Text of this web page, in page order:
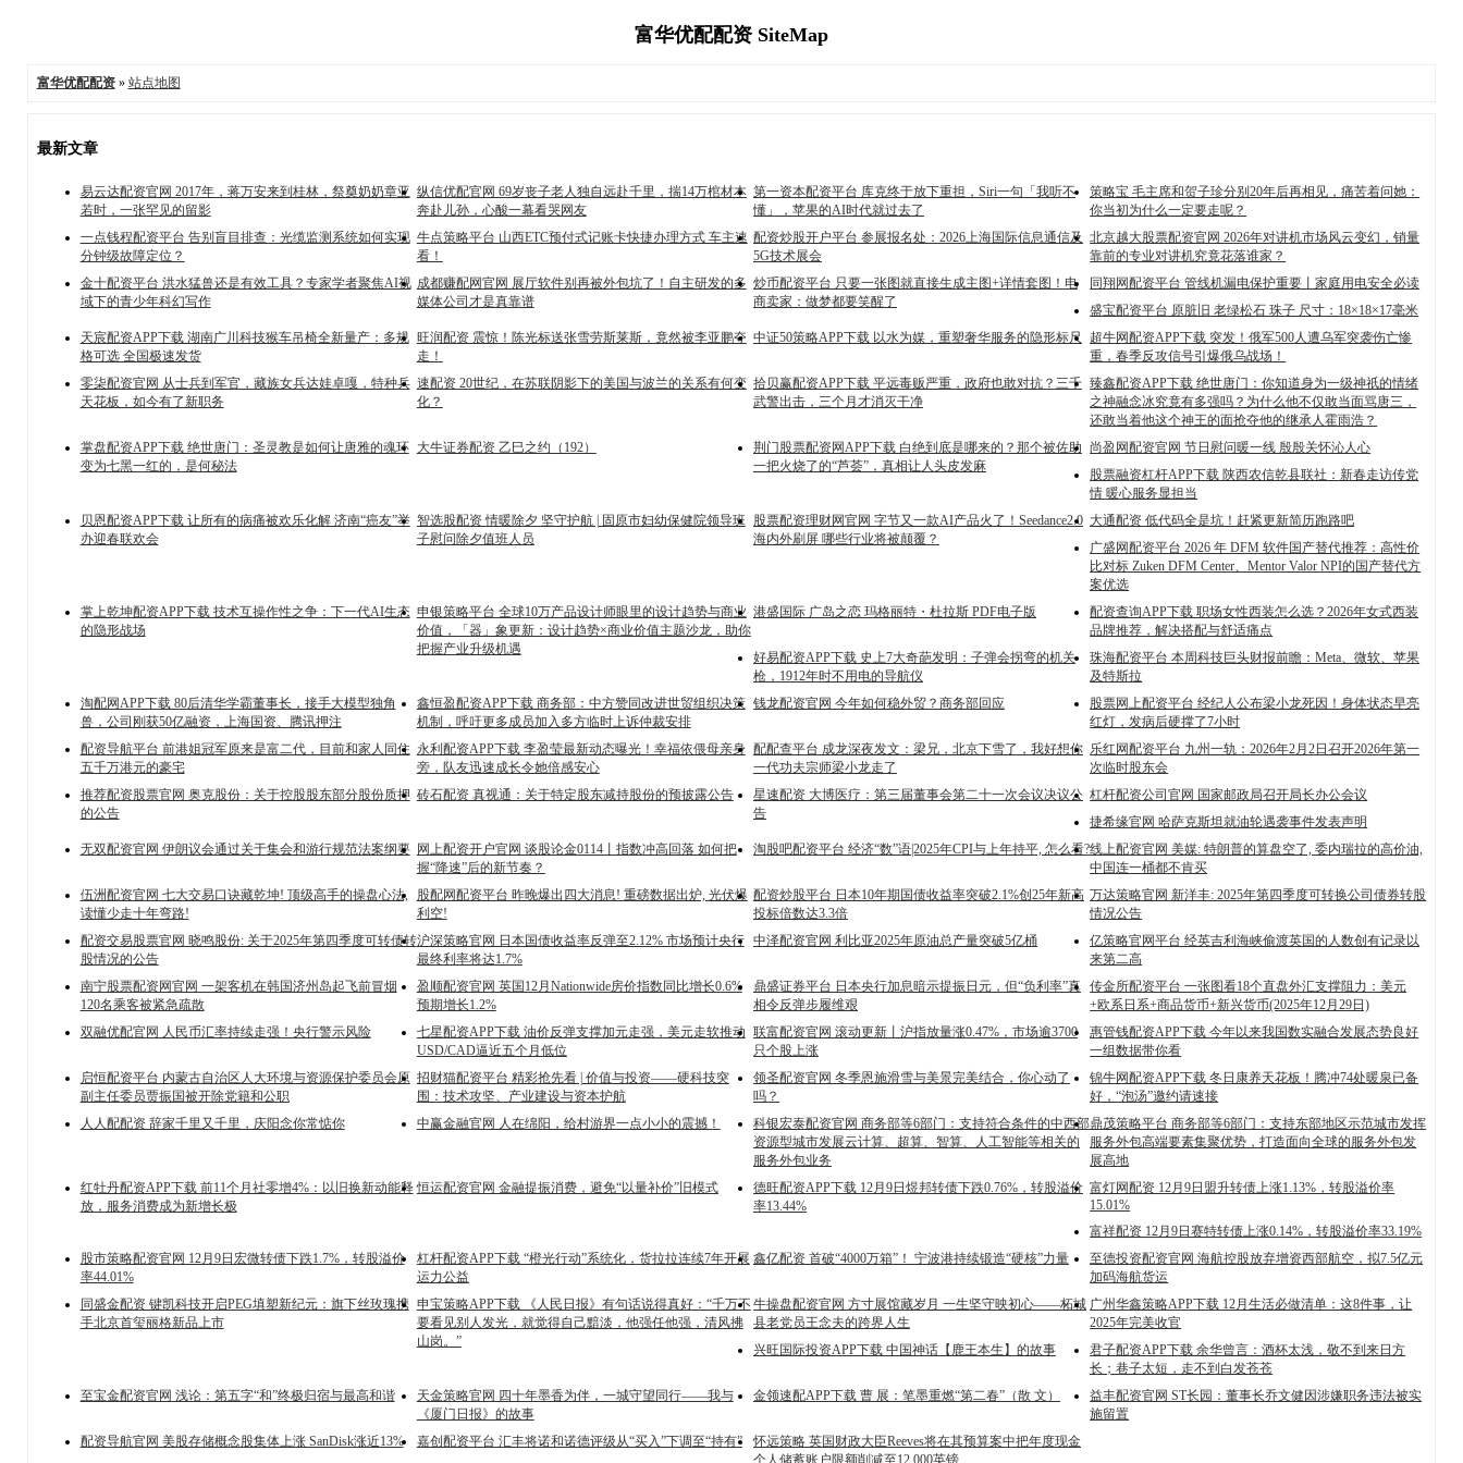
富华优配配资 SiteMap
富华优配配资» 站点地图
最新文章
易云达配资官网 2017年，蒋万安来到桂林，祭奠奶奶章亚
若时，一张罕见的留影
纵信优配官网 69岁丧子老人独自远赴千里，揣14万棺材本
奔赴儿孙，心酸一幕看哭网友
第一资本配资平台 库克终于放下重担，Siri一句「我听不
懂」，苹果的AI时代就过去了
策略宝 毛主席和贺子珍分别20年后再相见，痛苦着问她：
你当初为什么一定要走呢？
一点钱程配资平台 告别盲目排查：光缆监测系统如何实现
分钟级故障定位？
牛点策略平台 山西ETC预付式记账卡快捷办理方式 车主速
看！
配资炒股开户平台 参展报名处：2026上海国际信息通信及
5G技术展会
北京越大股票配资官网 2026年对讲机市场风云变幻，销量
靠前的专业对讲机究竟花落谁家？
金十配资平台 洪水猛兽还是有效工具？专家学者聚焦AI视
域下的青少年科幻写作
成都赚配网官网 展厅软件别再被外包坑了！自主研发的多
媒体公司才是真靠谱
炒币配资平台 只要一张图就直接生成主图+详情套图！电
商卖家：做梦都要笑醒了
同翔网配资平台 管线机漏电保护重要丨家庭用电安全必读
盛宝配资平台 原脏旧 老绿松石 珠子 尺寸：18×18×17毫米
天宸配资APP下载 湖南广川科技猴车吊椅全新量产：多规
格可选 全国极速发货
旺润配资 震惊！陈光标送张雪劳斯莱斯，竟然被李亚鹏夺
走！
中证50策略APP下载 以水为媒，重塑奢华服务的隐形标尺
超牛网配资APP下载 突发！俄军500人遭乌军突袭伤亡惨
重，春季反攻信号引爆俄乌战场！
零柒配资官网 从士兵到军官，藏族女兵达娃卓嘎，特种兵
天花板，如今有了新职务
速配资 20世纪，在苏联阴影下的美国与波兰的关系有何变
化？
拾贝赢配资APP下载 平远毒贩严重，政府也敢对抗？三千
武警出击，三个月才消灭干净
臻鑫配资APP下载 绝世唐门：你知道身为一级神祇的情绪
之神融念冰究竟有多强吗？为什么他不仅敢当面骂唐三，
还敢当着他这个神王的面抢夺他的继承人霍雨浩？
掌盘配资APP下载 绝世唐门：圣灵教是如何让唐雅的魂环
变为七黑一红的，是何秘法
大牛证券配资 乙巳之约（192）
荆门股票配资网APP下载 白绝到底是哪来的？那个被佐助
一把火烧了的“芦荟”，真相让人头皮发麻
尚盈网配资官网 节日慰问暖一线 殷殷关怀沁人心
股票融资杠杆APP下载 陕西农信乾县联社：新春走访传党
情 暖心服务显担当
贝恩配资APP下载 让所有的病痛被欢乐化解 济南“癌友”举
办迎春联欢会
智选股配资 情暖除夕 坚守护航 | 固原市妇幼保健院领导班
子慰问除夕值班人员
股票配资理财网官网 字节又一款AI产品火了！Seedance2.0
海内外刷屏 哪些行业将被颠覆？
大通配资 低代码全是坑！赶紧更新简历跑路吧
广盛网配资平台 2026 年 DFM 软件国产替代推荐：高性价
比对标 Zuken DFM Center、Mentor Valor NPI的国产替代方
案优选
掌上乾坤配资APP下载 技术互操作性之争：下一代AI生态
的隐形战场
申银策略平台 全球10万产品设计师眼里的设计趋势与商业
价值，「器」象更新：设计趋势×商业价值主题沙龙，助你
把握产业升级机遇
港盛国际 广岛之恋 玛格丽特・杜拉斯 PDF电子版
配资查询APP下载 职场女性西装怎么选？2026年女式西装
品牌推荐，解决搭配与舒适痛点
好易配资APP下载 史上7大奇葩发明：子弹会拐弯的机关
枪，1912年时不用电的导航仪
珠海配资平台 本周科技巨头财报前瞻：Meta、微软、苹果
及特斯拉
淘配网APP下载 80后清华学霸董事长，接手大模型独角
兽，公司刚获50亿融资，上海国资、腾讯押注
鑫恒盈配资APP下载 商务部：中方赞同改进世贸组织决策
机制，呼吁更多成员加入多方临时上诉仲裁安排
钱龙配资官网 今年如何稳外贸？商务部回应
股票网上配资平台 经纪人公布梁小龙死因！身体状态早亮
红灯，发病后硬撑了7小时
配资导航平台 前港姐冠军原来是富二代，目前和家人同住
五千万港元的豪宅
永利配资APP下载 李盈莹最新动态曝光！幸福依偎母亲身
旁，队友迅速成长令她倍感安心
配配查平台 成龙深夜发文：梁兄，北京下雪了，我好想你
一代功夫宗师梁小龙走了
乐红网配资平台 九州一轨：2026年2月2日召开2026年第一
次临时股东会
推荐配资股票官网 奥克股份：关于控股股东部分股份质押
的公告
砖石配资 真视通：关于特定股东减持股份的预披露公告
星速配资 大博医疗：第三届董事会第二十一次会议决议公
告
杠杆配资公司官网 国家邮政局召开局长办公会议
捷希缘官网 哈萨克斯坦就油轮遇袭事件发表声明
无双配资官网 伊朗议会通过关于集会和游行规范法案纲要
网上配资开户官网 谈股论金0114丨指数冲高回落 如何把
握“降速”后的新节奏？
淘股吧配资平台 经济“数”语|2025年CPI与上年持平, 怎么看?线上配资官网 美媒: 特朗普的算盘空了, 委内瑞拉的高价油,
中国连一桶都不肯买
伍洲配资官网 七大交易口诀藏乾坤! 顶级高手的操盘心法,
读懂少走十年弯路!
股配网配资平台 昨晚爆出四大消息! 重磅数据出炉, 光伏爆
利空!
配资炒股平台 日本10年期国债收益率突破2.1%创25年新高
投标倍数达3.3倍
万达策略官网 新洋丰: 2025年第四季度可转换公司债券转股
情况公告
配资交易股票官网 晓鸣股份: 关于2025年第四季度可转债转
股情况的公告
沪深策略官网 日本国债收益率反弹至2.12% 市场预计央行
最终利率将达1.7%
中泽配资官网 利比亚2025年原油总产量突破5亿桶
亿策略官网平台 经英吉利海峡偷渡英国的人数创有记录以
来第二高
南宁股票配资网官网 一架客机在韩国济州岛起飞前冒烟
120名乘客被紧急疏散
盈顺配资官网 英国12月Nationwide房价指数同比增长0.6%
预期增长1.2%
鼎盛证券平台 日本央行加息暗示提振日元，但“负利率”真
相令反弹步履维艰
传金所配资平台 一张图看18个直盘外汇支撑阻力：美元
+欧系日系+商品货币+新兴货币(2025年12月29日)
双融优配官网 人民币汇率持续走强！央行警示风险
七星配资APP下载 油价反弹支撑加元走强，美元走软推动
USD/CAD逼近五个月低位
联富配资官网 滚动更新丨沪指放量涨0.47%，市场逾3700
只个股上涨
惠管钱配资APP下载 今年以来我国数实融合发展态势良好
一组数据带你看
启恒配资平台 内蒙古自治区人大环境与资源保护委员会原
副主任委员贾振国被开除党籍和公职
招财猫配资平台 精彩抢先看 | 价值与投资——硬科技突
围：技术攻坚、产业建设与资本护航
领圣配资官网 冬季恩施滑雪与美景完美结合，你心动了
吗？
锦牛网配资APP下载 冬日康养天花板！腾冲74处暖泉已备
好，“泡汤”邀约请速接
人人配配资 辞家千里又千里，庆阳念你常惦你
中赢金融官网 人在绵阳，给村游界一点小小的震撼！
科银宏泰配资官网 商务部等6部门：支持符合条件的中西部
资源型城市发展云计算、超算、智算、人工智能等相关的
服务外包业务
鼎茂策略平台 商务部等6部门：支持东部地区示范城市发挥
服务外包高端要素集聚优势，打造面向全球的服务外包发
展高地
红牡丹配资APP下载 前11个月社零增4%：以旧换新动能释
放，服务消费成为新增长极
恒运配资官网 金融提振消费，避免“以量补价”旧模式
德旺配资APP下载 12月9日煜邦转债下跌0.76%，转股溢价
率13.44%
富灯网配资 12月9日盟升转债上涨1.13%，转股溢价率
15.01%
富祥配资 12月9日赛特转债上涨0.14%，转股溢价率33.19%
股市策略配资官网 12月9日宏微转债下跌1.7%，转股溢价
率44.01%
杠杆配资APP下载 “橙光行动”系统化，货拉拉连续7年开展
运力公益
鑫亿配资 首破“4000万箱”！ 宁波港持续锻造“硬核”力量
至德投资配资官网 海航控股放弃增资西部航空，拟7.5亿元
加码海航货运
同盛金配资 键凯科技开启PEG填塑新纪元：旗下丝玫瑰携
手北京首玺丽格新品上市
申宝策略APP下载 《人民日报》有句话说得真好：“千万不
要看见别人发光，就觉得自己黯淡，他强任他强，清风拂
山岗。”
牛操盘配资官网 方寸展馆藏岁月 一生坚守映初心——柘城
县老党员王念夫的跨界人生
广州华鑫策略APP下载 12月生活必做清单：这8件事，让
2025年完美收官
兴旺国际投资APP下载 中国神话【鹿王本生】的故事
君子配资APP下载 余华曾言：酒杯太浅，敬不到来日方
长；巷子太短，走不到白发苍苍
至宝金配资官网 浅论：第五字“和”终极归宿与最高和谐
天金策略官网 四十年墨香为伴，一城守望同行——我与
《厦门日报》的故事
金领速配APP下载 曹 展：笔墨重燃“第二春”（散 文）
益丰配资官网 ST长园：董事长乔文健因涉嫌职务违法被实
施留置
配资导航官网 美股存储概念股集体上涨 SanDisk涨近13%
嘉创配资平台 汇丰将诺和诺德评级从“买入”下调至“持有”
怀远策略 英国财政大臣Reeves将在其预算案中把年度现金
个人储蓄账户限额削减至12,000英镑